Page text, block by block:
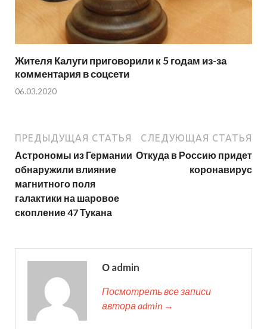
Жителя Калуги приговорили к 5 годам из-за
комментария в соцсети
06.03.2020
ПРЕДЫДУЩАЯ СТАТЬЯ
Астрономы из Германии
обнаружили влияние
магнитного поля
галактики на шаровое
скопление 47 Тукана
СЛЕДУЮЩАЯ СТАТЬЯ
Откуда в Россию придет
коронавирус
О admin
Посмотреть все записи
автора admin →